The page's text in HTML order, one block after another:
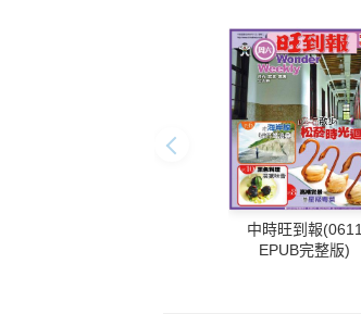
中時旺到報(0611
EPUB完整版)